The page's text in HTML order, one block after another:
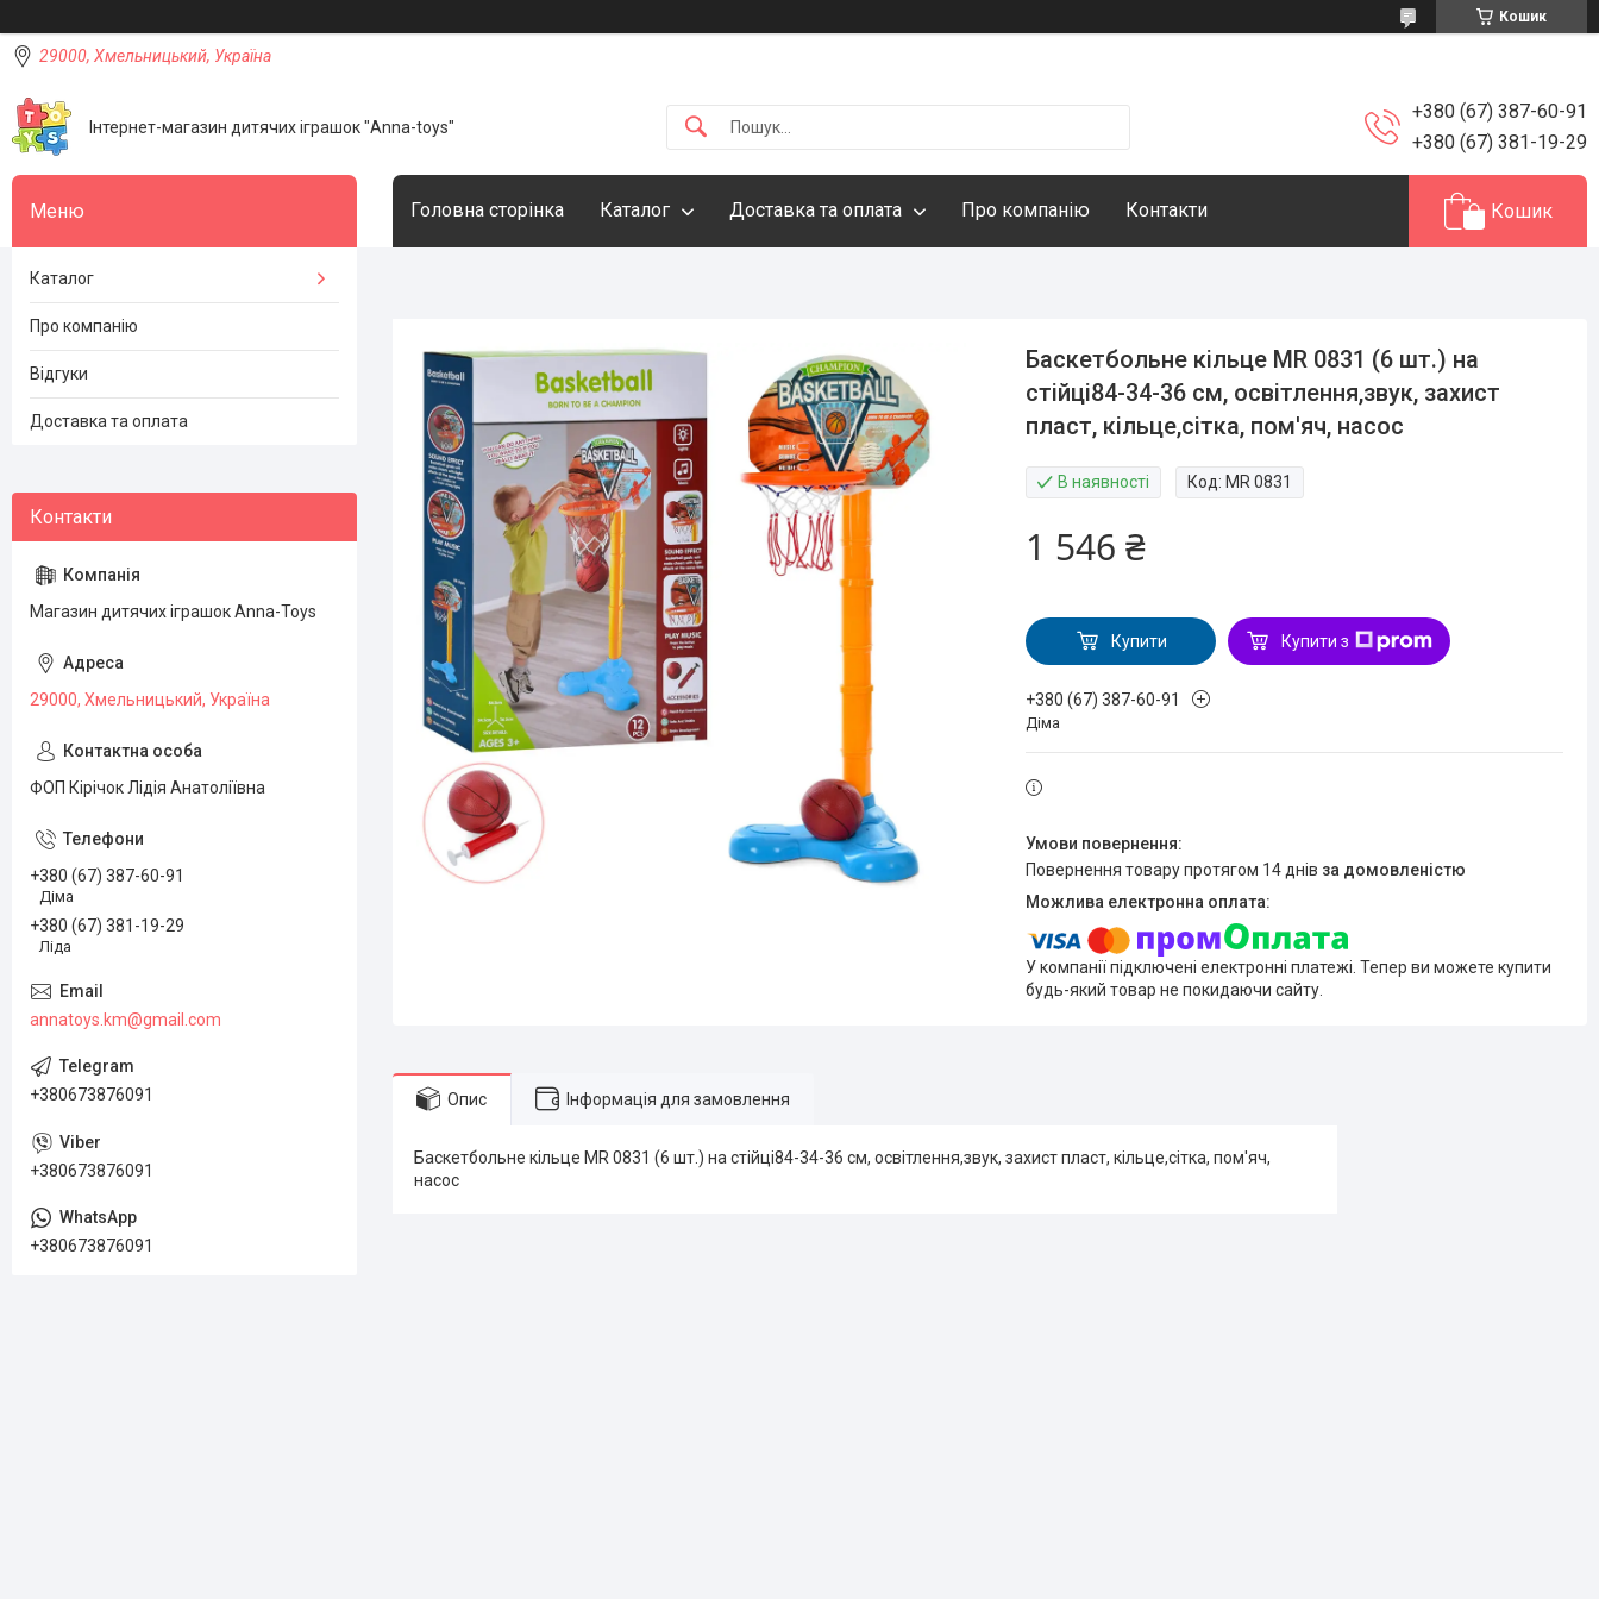
Кошик
29000, Хмельницький, Україна
Інтернет-магазин дитячих іграшок "Anna-toys"
+380 (67) 387-60-91
+380 (67) 381-19-29
Головна сторінка Каталог Доставка та оплата Про компанію Контакти Кошик
Баскетбольне кільце MR 0831 (6 шт.) на
стійці84-34-36 см, освітлення,звук, захист
пласт, кільце,сітка, пом'яч, насос
В наявності Код: MR 0831
1 546 ₴
Купити Купити з
+380 (67) 387-60-91
Діма
повернення товару протягом 14 днів за домовленістю
У компанії підключені електронні платежі. Тепер ви можете купити
будь-який товар не покидаючи сайту.
Опис Інформація для замовлення
Баскетбольне кільце MR 0831 (6 шт.) на стійці84-34-36 см, освітлення,звук, захист пласт, кільце,сітка, пом'яч,
насос
Каталог
Про компанію
Відгуки
Доставка та оплата
Магазин дитячих іграшок Anna-Toys
29000, Хмельницький, Україна
ФОП Кірічок Лідія Анатоліївна
+380 (67) 387-60-91
Діма
+380 (67) 381-19-29
Ліда
annatoys.km@gmail.com
+380673876091
+380673876091
+380673876091